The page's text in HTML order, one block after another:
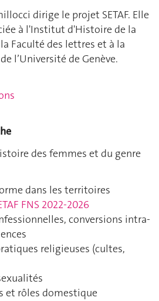
dirige le projet SETAF. Elle
à l'Institut d'Histoire de la
Faculté des lettres et à la
l’Université de Genève.
des femmes et du genre
dans les territoires
FNS 2022-2026
conversions intra-
religieuses (cultes,
et rôles domestique